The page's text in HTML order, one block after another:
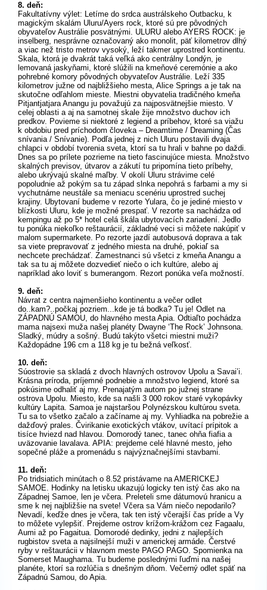
8. deň:
Fakultatívny výlet: Letíme do srdca austrálskeho Outbacku, k
magickým skalám Uluru/Ayers rock, ktoré sú pre pôvodných
obyvateľov Austrálie posvätnými. ULURU alebo AYERS ROCK: je
inselberg, nesprávne označovaný ako monolit, päť kilometrov dlhý
a viac než tristo metrov vysoký, leží takmer uprostred kontinentu.
Skala, ktorá je dvakrát taká veľká ako centrálny Londýn, je
lemovaná jaskyňami, ktoré slúžili na kmeňové ceremónie a ako
pohrebné komory pôvodných obyvateľov Austrálie. Leží 335
kilometrov južne od najbližšieho mesta, Alice Springs a je tak na
skutočne odľahlom mieste. Miestni obyvatelia tradičného kmeňa
Pitjantjatjara Anangu ju považujú za najposvätnejšie miesto. V
celej oblasti a aj na samotnej skale žije množstvo duchov ich
predkov. Povieme si niektoré z legiend a príbehov, ktoré sa viažu
k obdobiu pred príchodom človeka – Dreamtime / Dreaming (Čas
snívania / Snívanie). Podľa jednej z nich Uluru postavili dvaja
chlapci v období tvorenia sveta, ktorí sa tu hrali v bahne po daždi.
Dnes sa po prílete pozrieme na tieto fascinujúce miesta. Množstvo
skalných previsov, útvarov a zákutí tu pripomína tieto príbehy,
alebo ukrývajú skalné maľby. V okolí Uluru strávime celé
popoludnie až pokým sa tu západ slnka nepohrá s farbami a my si
vychutnáme neustále sa meniacu scenériu uprostred suchej
krajiny. Ubytovaní budeme v rezorte Yulara, čo je jediné miesto v
blízkosti Uluru, kde je možné prespať. V rezorte sa nachádza od
kempingu až po 5* hotel celá škála ubytovacích zariadení. Jedlo
tu ponúka niekoľko reštaurácií, základné veci si môžete nakúpiť v
malom supermarkete. Po rezorte jazdí autobusová doprava a tak
sa viete prepravovať z jedného miesta na druhé, pokiaľ sa
nechcete prechádzať. Zamestnanci sú všetci z kmeňa Anangu a
tak sa tu aj môžete dozvedieť niečo o ich kultúre, alebo aj
napríklad ako loviť s bumerangom. Rezort ponúka veľa možností.
9. deň:
Návrat z centra najmenšieho kontinentu a večer odlet
do..kam?..počkaj pozriem...kde je tá bodka? Tu je! Odlet na
ZÁPADNÚ SAMOU, do hlavného mesta Apia. Odtiaľto pochádza
mama najsexi muža našej planéty Dwayne ‘The Rock’ Johnsona.
Sladký, múdry a sošný. Budú takýto všetci miestni muži?
Každopádne 196 cm a 118 kg je tu bežná veľkosť.
10. deň:
Súostrovie sa skladá z dvoch hlavných ostrovov Upolu a Savai’i.
Krásna príroda, príjemné podnebie a množstvo legiend, ktoré sa
pokúsime odhaliť aj my. Prenajatým autom po južnej strane
ostrova Upolu. Miesto, kde sa našli 3 000 rokov staré vykopávky
kultúry Lapita. Samoa je najstaršou Polynézskou kultúrou sveta.
Tu sa to všetko začalo a začíname aj my. Vyhliadka na pobrežie a
dažďový prales. Čvirikanie exotických vtákov, uvítací prípitok a
tisíce hviezd nad hlavou. Domorodý tanec, tanec ohňa fiafia a
uväzovanie lavalava. APIA: prejdeme celé hlavné mesto, jeho
sopečné pláže a promenádu s najvýznačnejšími stavbami.
11. deň:
Po tridsiatich minútach o 8.52 pristávame na AMERICKEJ
SAMOE. Hodinky na letisku ukazujú logicky ten istý čas ako na
Západnej Samoe, len je včera. Preleteli sme dátumovú hranicu a
sme k nej najbližšie na svete! Včera sa Vám niečo nepodarilo?
Nevadí, keďže dnes je včera, tak ten istý včerajší čas príde a Vy
to môžete vylepšiť. Prejdeme ostrov krížom-krážom cez Fagaalu,
Aumi až po Fagaitua. Domorodé dedinky, jedni z najlepších
rugbistov sveta a najsilnejší muži v americkej armáde. Čerstvé
ryby v reštaurácii v hlavnom meste PAGO PAGO. Spomienka na
Somerset Maughama. Tu budeme poslednými ľuďmi na našej
planéte, ktorí sa rozlúčia s dnešným dňom. Večerný odlet späť na
Západnú Samou, do Apia.